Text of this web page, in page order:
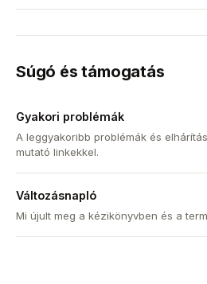
Súgó és támogatás
Gyakori problémák
A leggyakoribb problémák és
mutató linkekkel.
Változásnapló
Mi újult meg a kézikönyvben és a